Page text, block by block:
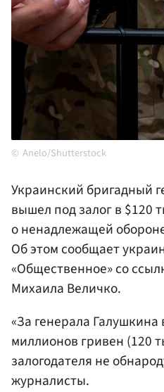
Anelo/Shutterstock
Украинский бригадный
вышел под залог в $120
о ненадлежащей
Об этом сообщает
«Общественное» со
Михаила Величко.
«За генерала Галушкина
миллионов гривен (120
залогодателя не
журналисты.